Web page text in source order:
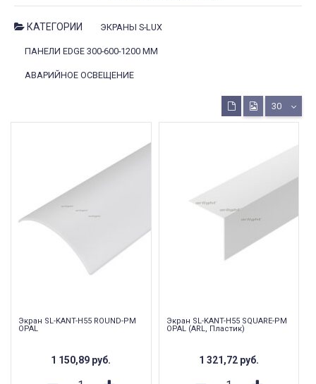
КАТЕГОРИИ ЭКРАНЫ S-LUX
ПАНЕЛИ EDGE 300-600-1200 ММ
АВАРИЙНОЕ ОСВЕЩЕНИЕ
30
Экран SL-KANT-H55 ROUND-PM
OPAL
1 150,89 руб.
Экран SL-KANT-H55 SQUARE-PM
OPAL (ARL, Пластик)
1 321,72 руб.